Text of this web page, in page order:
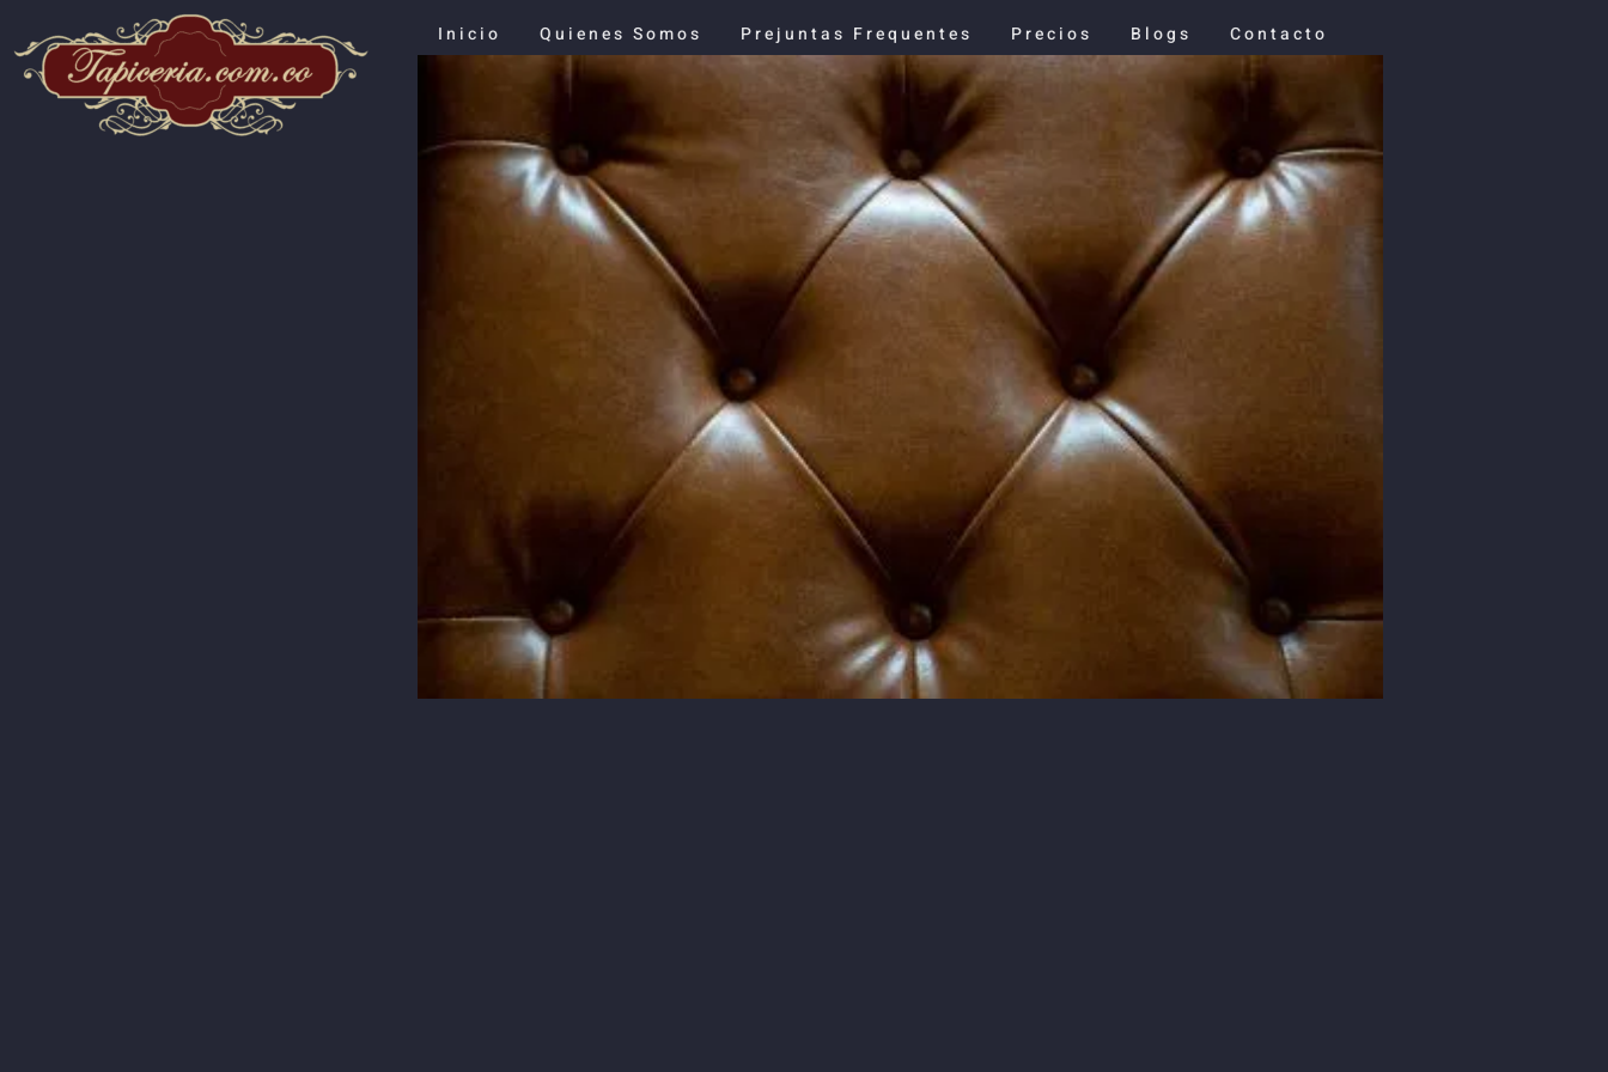
Inicio Quienes Somos Prejuntas Frequentes Precios Blogs Contacto